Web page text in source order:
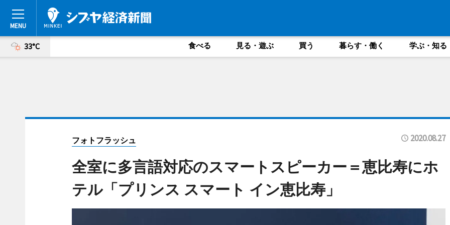
33°C 食べる 見る・遊ぶ 買う 暮らす・働く 学ぶ・知る
フォトフラッシュ 2020.08.27
全室に多言語対応のスマートスピーカー＝恵比寿にホ
テル「プリンス スマート イン恵比寿」